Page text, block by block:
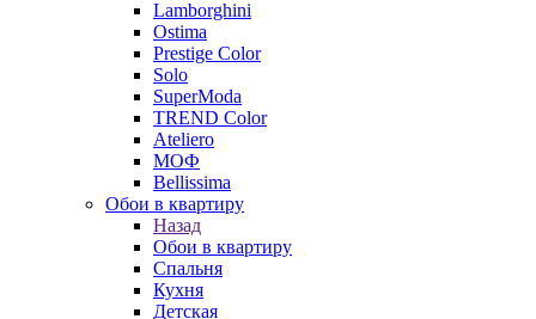
Lamborghini
Ostima
Prestige Color
Solo
SuperModa
TREND Color
Ateliero
МОФ
Bellissima
Обои в квартиру
Назад
Обои в квартиру
Спальня
Кухня
Детская